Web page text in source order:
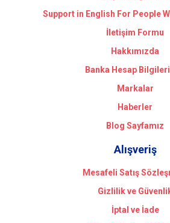
Support in English For People
İletişim Formu
Hakkımızda
Banka Hesap
Markalar
Haberler
Blog Sayfamız
Alışveriş
Mesafeli Satış
Gizlilik ve
İptal ve İade